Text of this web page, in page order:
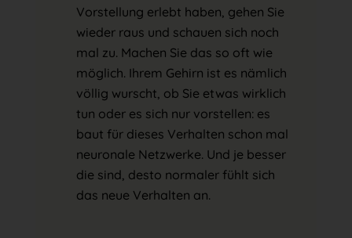
Vorstellung erlebt haben, gehen Sie
wieder raus und schauen sich noch
mal zu. Machen Sie das so oft wie
möglich. Ihrem Gehirn ist es nämlich
völlig wurscht, ob Sie etwas wirklich
tun oder es sich nur vorstellen: es
baut für dieses Verhalten schon mal
neuronale Netzwerke. Und je besser
die sind, desto normaler fühlt sich
das neue Verhalten an.